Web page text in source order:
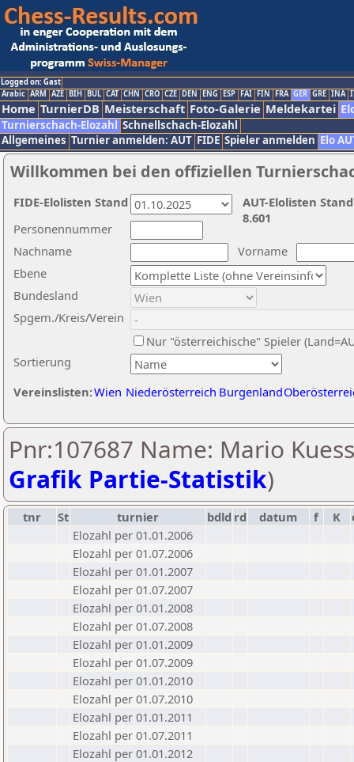
Logged on: Gast
Arabic ARM AZE BIH BUL CAT CHN CRO CZE DEN ENG ESP FAI FIN FRA GER GRE INA
Home TurnierDB Meisterschaft Foto-Galerie Meldekartei
Turnierschach-Elozahl Schnellschach-Elozahl
Allgemeines Turnier anmelden: AUT FIDE Spieler anmelden Elo
Willkommen bei den offiziellen
Nachname
Vorname
Ebene
Sortierung
Personennummer
Bundesland
Spgem./Kreis/Verein
Nur "österreichische" Spieler
Vereinslisten:Wien Niederösterreich Burgenland
AUT-Elolisten
8.601
FIDE-Elolisten Stand
Pnr:107687 Name: Mario
Grafik Partie-Statistik)
tnr St turnier bdld rd datum f K
Elozahl per 01.01.2006
Elozahl per 01.07.2006
Elozahl per 01.01.2007
Elozahl per 01.07.2007
Elozahl per 01.01.2008
Elozahl per 01.07.2008
Elozahl per 01.01.2009
Elozahl per 01.07.2009
Elozahl per 01.01.2010
Elozahl per 01.07.2010
Elozahl per 01.01.2011
Elozahl per 01.07.2011
Elozahl per 01.01.2012